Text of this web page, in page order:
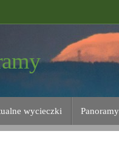
wycieczki Panoramy